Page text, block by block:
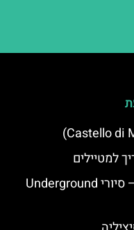
למטיילים
קטניה התחתית (אנדרגראונד) – סיורי Underground